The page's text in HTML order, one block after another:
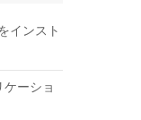
インスト
ケーショ